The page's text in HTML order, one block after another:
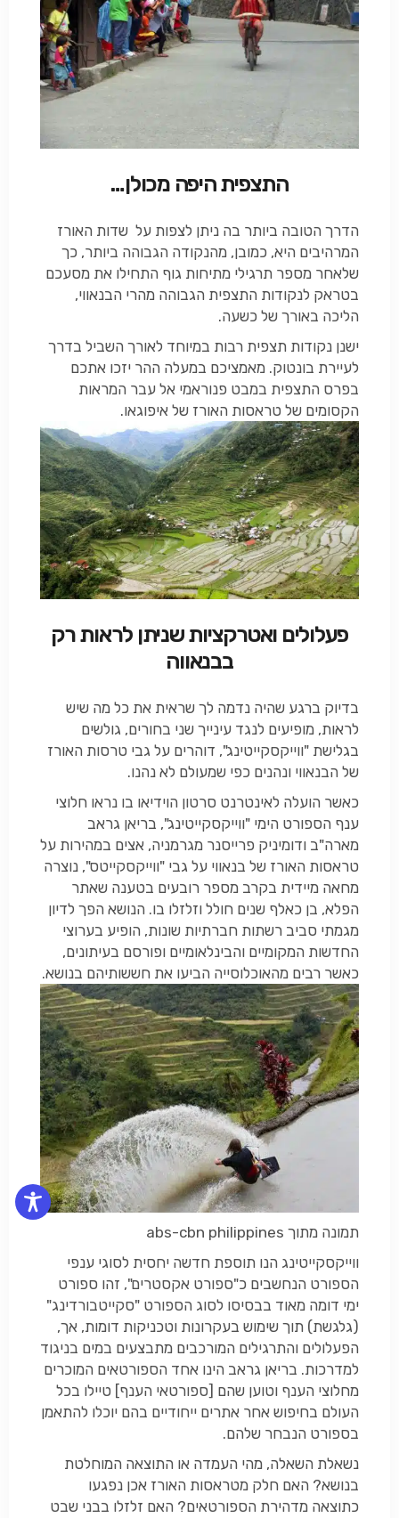
התצפית היפה מכולן…
הדרך הטובה ביותר בה ניתן לצפות על שדות האורז
המרהיבים היא, כמובן, מהנקודה הגבוהה ביותר, כך
שלאחר מספר תרגילי מתיחות גוף התחילו את מסעכם
בטראק לנקודות התצפית הגבוהה מהרי הבנאווי,
הליכה באורך של כשעה.
ישנן נקודות תצפית רבות במיוחד לאורך השביל בדרך
לעיירת בונטוק. מאמציכם במעלה ההר יזכו אתכם
בפרס התצפית במבט פנוראמי אל עבר המראות
הקסומים של טראסות האורז של איפוגאו.
פעלולים ואטרקציות שניתן לראות רק
בבנאווה
בדיוק ברגע שהיה נדמה לך שראית את כל מה שיש
לראות, מופיעים לנגד עינייך שני בחורים, גולשים
בגלישת "ווייקסקייטינג", דוהרים על גבי טרסות האורז
של הבנאווי ונהנים כפי שמעולם לא נהנו.
כאשר הועלה לאינטרנט סרטון הוידיאו בו נראו חלוצי
ענף הספורט הימי "ווייקסקייטינג", בריאן גראב
מארה"ב ודומיניק פרייסנר מגרמניה, אצים במהירות על
טראסות האורז של בנאווי על גבי "ווייקסקייטס", נוצרה
מחאה מיידית בקרב מספר רובעים בטענה שאתר
הפלא, בן כאלף שנים חולל וזלזלו בו. הנושא הפך לדיון
מגמתי סביב רשתות חברתיות שונות, הופיע בערוצי
החדשות המקומיים והבינלאומיים ופורסם בעיתונים,
כאשר רבים מהאוכלוסייה הביעו את חששותיהם בנושא.
תמונה מתוך abs-cbn philippines
ווייקסקייטינג הנו תוספת חדשה יחסית לסוגי ענפי
הספורט הנחשבים כ"ספורט אקסטרים", זהו ספורט
ימי דומה מאוד בבסיסו לסוג הספורט "סקייטבורדינג"
(גלגשת) תוך שימוש בעקרונות וטכניקות דומות, אך,
הפעלולים והתרגילים המורכבים מתבצעים במים בניגוד
למדרכות. בריאן גראב הינו אחד הספורטאים המוכרים
מחלוצי הענף וטוען שהם [ספורטאי הענף] טיילו בכל
העולם בחיפוש אחר אתרים ייחודיים בהם יוכלו להתאמן
בספורט הנבחר שלהם.
נשאלת השאלה, מהי העמדה או התוצאה המוחלטת
בנושא? האם חלק מטראסות האורז אכן נפגעו
כתוצאה מדהירת הספורטאים? האם זלזלו בבני שבט